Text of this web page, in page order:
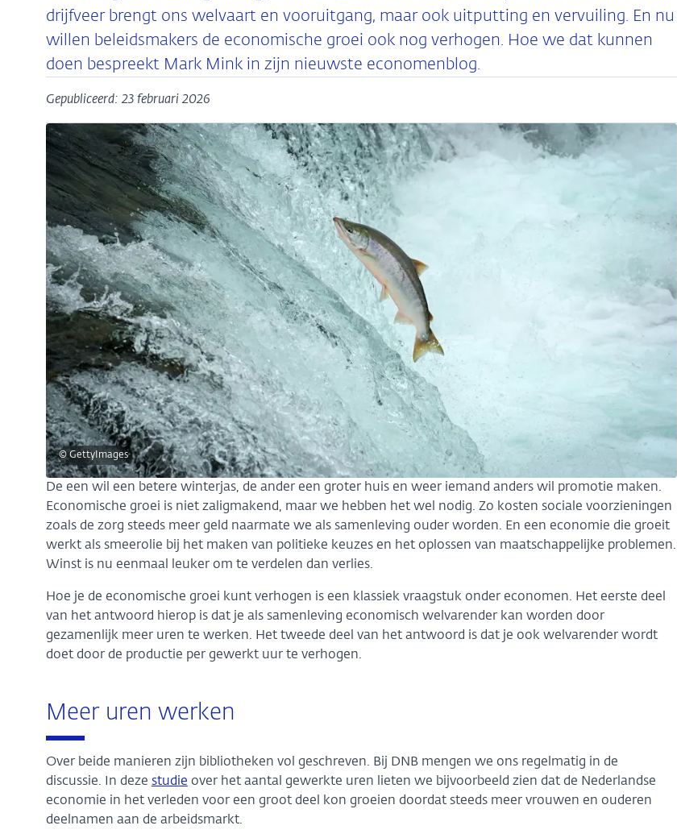
drijfveer brengt ons welvaart en vooruitgang, maar ook uitputting en vervuiling. En nu
willen beleidsmakers de economische groei ook nog verhogen. Hoe we dat kunnen
doen bespreekt Mark Mink in zijn nieuwste economenblog.
Gepubliceerd: 23 februari 2026
© GettyImages
De een wil een betere winterjas, de ander een groter huis en weer iemand anders wil promotie maken.
Economische groei is niet zaligmakend, maar we hebben het wel nodig. Zo kosten sociale voorzieningen
zoals de zorg steeds meer geld naarmate we als samenleving ouder worden. En een economie die groeit
werkt als smeerolie bij het maken van politieke keuzes en het oplossen van maatschappelijke problemen.
Winst is nu eenmaal leuker om te verdelen dan verlies.
Hoe je de economische groei kunt verhogen is een klassiek vraagstuk onder economen. Het eerste deel
van het antwoord hierop is dat je als samenleving economisch welvarender kan worden door
gezamenlijk meer uren te werken. Het tweede deel van het antwoord is dat je ook welvarender wordt
doet door de productie per gewerkt uur te verhogen.
Meer uren werken
Over beide manieren zijn bibliotheken vol geschreven. Bij DNB mengen we ons regelmatig in de
discussie. In deze studie over het aantal gewerkte uren lieten we bijvoorbeeld zien dat de Nederlandse
economie in het verleden voor een groot deel kon groeien doordat steeds meer vrouwen en ouderen
deelnamen aan de arbeidsmarkt.